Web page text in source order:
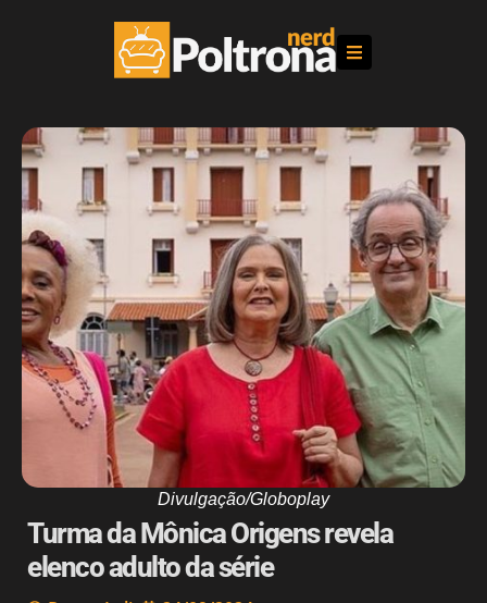
Divulgação/Globoplay
Turma da Mônica Origens revela
elenco adulto da série